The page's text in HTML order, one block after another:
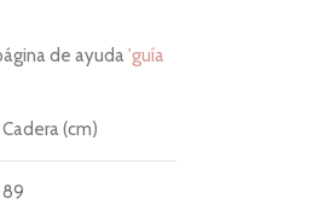
de ayuda'guía
Cadera (cm)
89